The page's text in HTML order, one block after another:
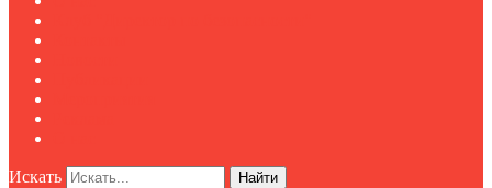
Искать Найти